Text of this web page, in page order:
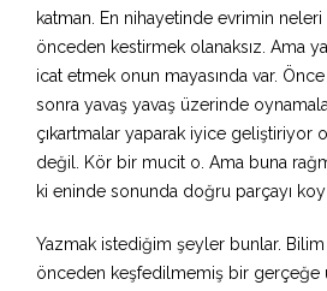
katman. En nihayetinde evrimin
önceden kestirmek olanaksız. Ama
icat etmek onun mayasında var.
sonra yavaş yavaş üzerinde
çıkartmalar yaparak iyice geliştiriyor
değil. Kör bir mucit o. Ama buna
ki eninde sonunda doğru parçayı
Yazmak istediğim şeyler bunlar.
önceden keşfedilmemiş bir gerçeğe